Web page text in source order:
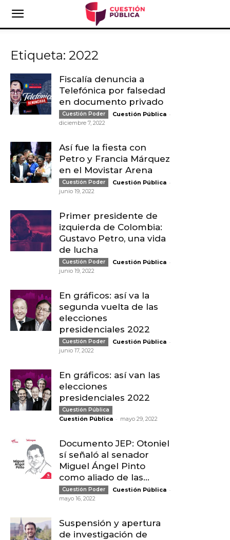
Etiqueta: 2022
Fiscalía denuncia a
Telefónica por falsedad
en documento privado
Cuestión Poder Cuestión Pública -
diciembre 7, 2022
Así fue la fiesta con
Petro y Francia Márquez
en el Movistar Arena
Cuestión Poder Cuestión Pública -
junio 19, 2022
Primer presidente de
izquierda de Colombia:
Gustavo Petro, una vida
de lucha
Cuestión Poder Cuestión Pública -
junio 19, 2022
En gráficos: así va la
segunda vuelta de las
elecciones
presidenciales 2022
Cuestión Poder Cuestión Pública -
junio 17, 2022
En gráficos: así van las
elecciones
presidenciales 2022
Cuestión Pública
Cuestión Pública - mayo 29, 2022
Documento JEP: Otoniel
sí señaló al senador
Miguel Ángel Pinto
como aliado de las...
Cuestión Poder Cuestión Pública -
mayo 16, 2022
Suspensión y apertura
de investigación de